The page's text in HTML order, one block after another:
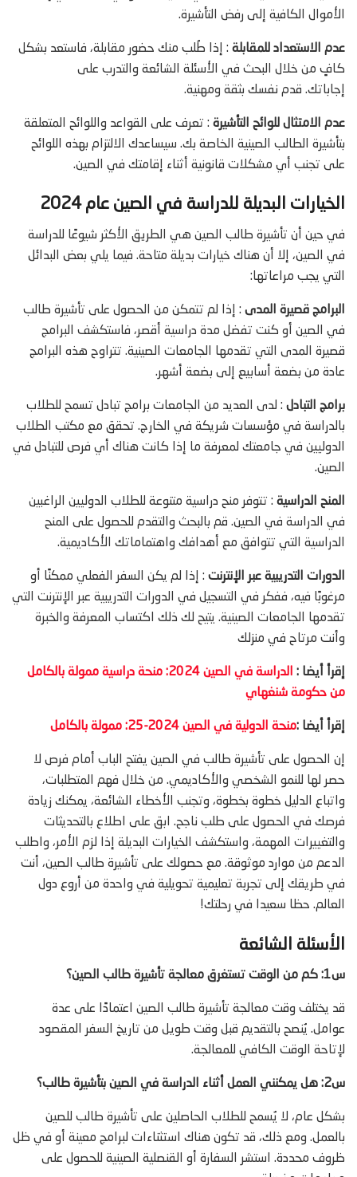
الأموال الكافية إلى رفض التأشيرة.
عدم الاستعداد للمقابلة : إذا طُلب منك حضور مقابلة، فاستعد بشكل
كافٍ من خلال البحث في الأسئلة الشائعة والتدرب على
إجاباتك. قدم نفسك بثقة ومهنية.
عدم الامتثال للوائح التأشيرة : تعرف على القواعد واللوائح المتعلقة
بتأشيرة الطالب الصينية الخاصة بك. سيساعدك الالتزام بهذه اللوائح
على تجنب أي مشكلات قانونية أثناء إقامتك في الصين.
الخيارات البديلة للدراسة في الصين عام 2024
في حين أن تأشيرة طالب الصين هي الطريق الأكثر شيوعًا للدراسة
في الصين، إلا أن هناك خيارات بديلة متاحة. فيما يلي بعض البدائل
التي يجب مراعاتها:
البرامج قصيرة المدى : إذا لم تتمكن من الحصول على تأشيرة طالب
في الصين أو كنت تفضل مدة دراسية أقصر، فاستكشف البرامج
قصيرة المدى التي تقدمها الجامعات الصينية. تتراوح هذه البرامج
عادة من بضعة أسابيع إلى بضعة أشهر.
برامج التبادل : لدى العديد من الجامعات برامج تبادل تسمح للطلاب
بالدراسة في مؤسسات شريكة في الخارج. تحقق مع مكتب الطلاب
الدوليين في جامعتك لمعرفة ما إذا كانت هناك أي فرص للتبادل في
الصين.
المنح الدراسية : تتوفر منح دراسية متنوعة للطلاب الدوليين الراغبين
في الدراسة في الصين. قم بالبحث والتقدم للحصول على المنح
الدراسية التي تتوافق مع أهدافك واهتماماتك الأكاديمية.
الدورات التدريبية عبر الإنترنت : إذا لم يكن السفر الفعلي ممكنًا أو
مرغوبًا فيه، ففكر في التسجيل في الدورات التدريبية عبر الإنترنت التي
تقدمها الجامعات الصينية. يتيح لك ذلك اكتساب المعرفة والخبرة
وأنت مرتاح في منزلك
إقرأ أيضا :
الدراسة في الصين 2024: منحة دراسية ممولة بالكامل
من حكومة شنغهاي
إقرأ أيضا :منحة الدولية في الصين 2024-25: ممولة بالكامل
إن الحصول على تأشيرة طالب في الصين يفتح الباب أمام فرص لا
حصر لها للنمو الشخصي والأكاديمي. من خلال فهم المتطلبات،
واتباع الدليل خطوة بخطوة، وتجنب الأخطاء الشائعة، يمكنك زيادة
فرصك في الحصول على طلب ناجح. ابق على اطلاع بالتحديثات
والتغييرات المهمة، واستكشف الخيارات البديلة إذا لزم الأمر، واطلب
الدعم من موارد موثوقة. مع حصولك على تأشيرة طالب الصين، أنت
في طريقك إلى تجربة تعليمية تحويلية في واحدة من أروع دول
العالم. حظا سعيدا في رحلتك!
الأسئلة الشائعة
س1: كم من الوقت تستغرق معالجة تأشيرة طالب الصين؟
قد يختلف وقت معالجة تأشيرة طالب الصين اعتمادًا على عدة
عوامل. يُنصح بالتقديم قبل وقت طويل من تاريخ السفر المقصود
لإتاحة الوقت الكافي للمعالجة.
س2: هل يمكنني العمل أثناء الدراسة في الصين بتأشيرة طالب؟
بشكل عام، لا يُسمح للطلاب الحاصلين على تأشيرة طالب للصين
بالعمل. ومع ذلك، قد تكون هناك استثناءات لبرامج معينة أو في ظل
ظروف محددة. استشر السفارة أو القنصلية الصينية للحصول على